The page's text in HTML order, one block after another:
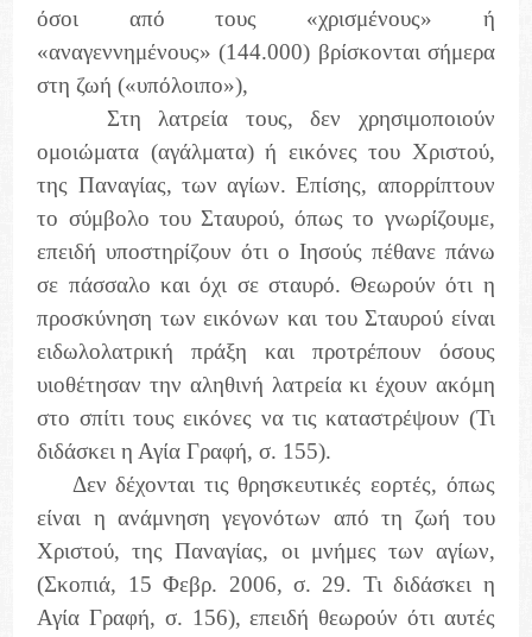
όσοι από τους «χρισμένους» ή
«αναγεννημένους» (144.000) βρίσκονται σήμερα
στη ζωή («υπόλοιπο»),
Στη λατρεία τους, δεν χρησιμοποιούν
ομοιώματα (αγάλματα) ή εικόνες του Χριστού,
της Παναγίας, των αγίων. Επίσης, απορρίπτουν
το σύμβολο του Σταυρού, όπως το γνωρίζουμε,
επειδή υποστηρίζουν ότι ο Ιησούς πέθανε πάνω
σε πάσσαλο και όχι σε σταυρό. Θεωρούν ότι η
προσκύνηση των εικόνων και του Σταυρού είναι
ειδωλολατρική πράξη και προτρέπουν όσους
υιοθέτησαν την αληθινή λατρεία κι έχουν ακόμη
στο σπίτι τους εικόνες να τις καταστρέψουν (Τι
διδάσκει η Αγία Γραφή, σ. 155).
Δεν δέχονται τις θρησκευτικές εορτές, όπως
είναι η ανάμνηση γεγονότων από τη ζωή του
Χριστού, της Παναγίας, οι μνήμες των αγίων,
(Σκοπιά, 15 Φεβρ. 2006, σ. 29. Τι διδάσκει η
Αγία Γραφή, σ. 156), επειδή θεωρούν ότι αυτές